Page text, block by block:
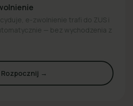
e-zwolnienie trafi do ZUS i
— bez wychodzenia z
Rozpocznij →